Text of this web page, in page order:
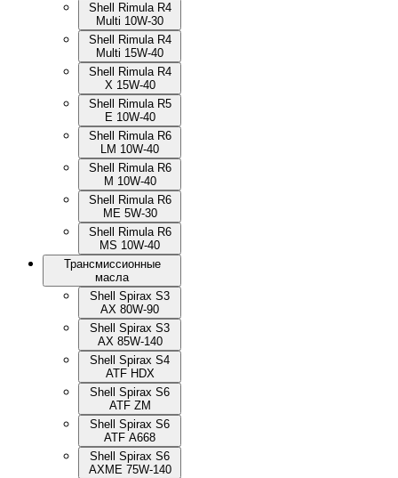
Shell Rimula R4
Multi 10W-30
Shell Rimula R4
Multi 15W-40
Shell Rimula R4
X 15W-40
Shell Rimula R5
E 10W-40
Shell Rimula R6
LM 10W-40
Shell Rimula R6
M 10W-40
Shell Rimula R6
ME 5W-30
Shell Rimula R6
MS 10W-40
Трансмиссионные
масла
Shell Spirax S3
AX 80W-90
Shell Spirax S3
AX 85W-140
Shell Spirax S4
ATF HDX
Shell Spirax S6
ATF ZM
Shell Spirax S6
ATF А668
Shell Spirax S6
AXME 75W-140